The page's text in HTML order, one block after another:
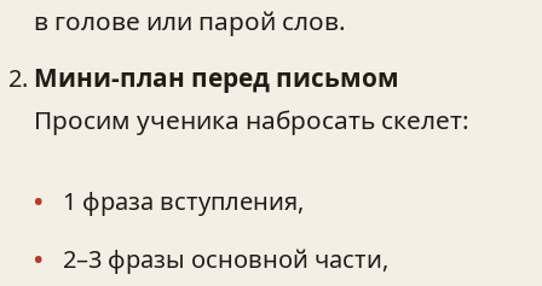
в голове или парой слов.
Мини-план перед письмом
Просим ученика набросать скелет:
1 фраза вступления,
2–3 фразы основной части,